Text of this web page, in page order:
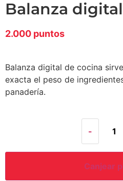
balanza
2.000 puntos
Balanza digital de cocina
exacta el peso de
panadería.
-
Canjear